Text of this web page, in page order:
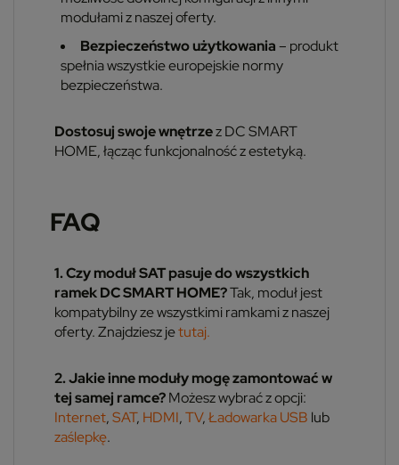
modułami z naszej oferty.
Bezpieczeństwo użytkowania– produkt
spełnia wszystkie europejskie normy
bezpieczeństwa.
Dostosuj swoje wnętrzez DC SMART
HOME, łącząc funkcjonalność z estetyką.
FAQ
1. Czy moduł SAT pasuje do wszystkich
ramek DC SMART HOME?Tak, moduł jest
kompatybilny ze wszystkimi ramkami z naszej
oferty. Znajdziesz jetutaj.
2. Jakie inne moduły mogę zamontować w
tej samej ramce?Możesz wybrać z opcji:
Internet,SAT, HDMI,TV,Ładowarka USB lub
zaślepkę.